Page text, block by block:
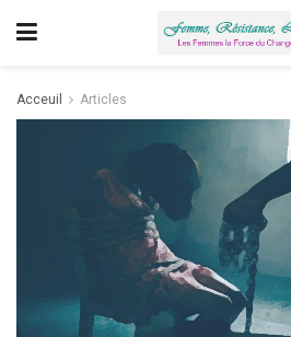
Acceuil Articles